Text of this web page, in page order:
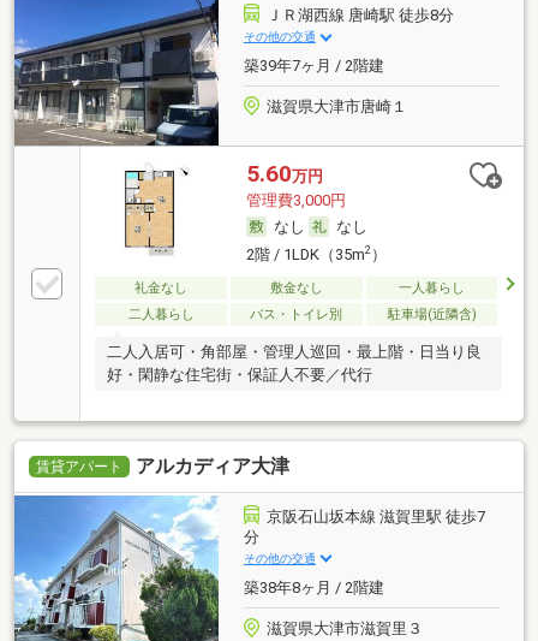
ＪＲ湖西線 唐崎駅 徒歩8分
その他の交通
築39年7ヶ月 / 2階建
滋賀県大津市唐崎１
5.60万円
管理費3,000円
なし
なし
2階 / 1LDK（35m2）
礼金なし 敷金なし
一人暮らし
二人暮らし
バス・トイレ別 駐車場(近隣含)
二人入居可・角部屋・管理人巡回・最上階・日当り良
好・閑静な住宅街・保証人不要／代行
賃貸アパート アルカディア大津
京阪石山坂本線 滋賀里駅 徒歩7
分
その他の交通
築38年8ヶ月 / 2階建
滋賀県大津市滋賀里３